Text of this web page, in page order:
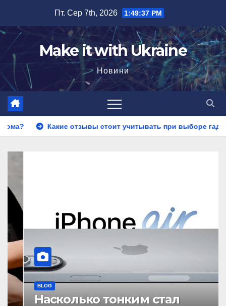
вмісту
Пт. Сер 7th, 2026 1:49:38 PM
Make it with Ukraine
Новини
Какие отзывы стоит учитывать при выборе гадалки в
Як відбувається вивіз старих